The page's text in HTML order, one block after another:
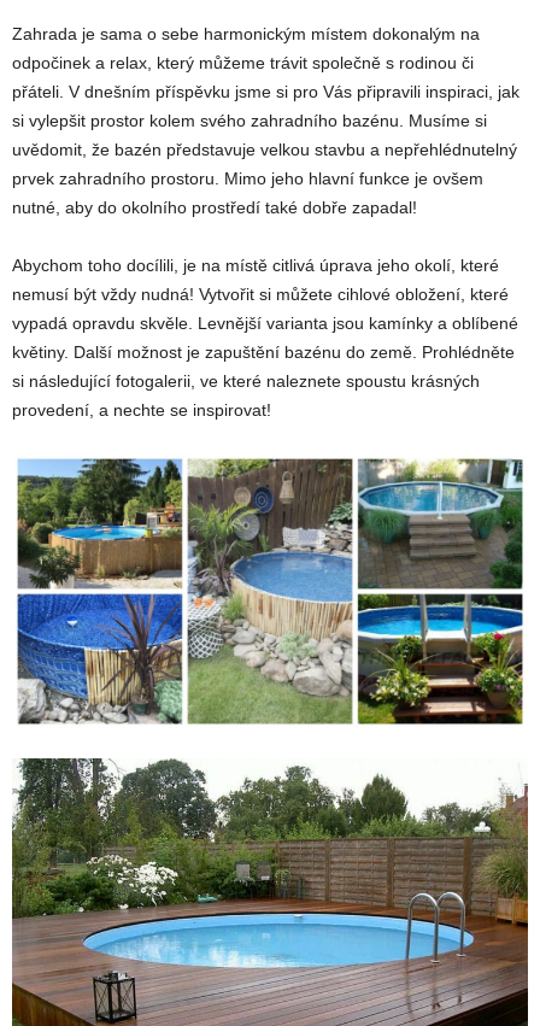
Zahrada je sama o sebe harmonickým místem dokonalým na
odpočinek a relax, který můžeme trávit společně s rodinou či
přáteli. V dnešním příspěvku jsme si pro Vás připravili inspiraci, jak
si vylepšit prostor kolem svého zahradního bazénu. Musíme si
uvědomit, že bazén představuje velkou stavbu a nepřehlédnutelný
prvek zahradního prostoru. Mimo jeho hlavní funkce je ovšem
nutné, aby do okolního prostředí také dobře zapadal!
Abychom toho docílili, je na místě citlivá úprava jeho okolí, které
nemusí být vždy nudná! Vytvořit si můžete cihlové obložení, které
vypadá opravdu skvěle. Levnější varianta jsou kamínky a oblíbené
květiny. Další možnost je zapuštění bazénu do země. Prohlédněte
si následující fotogalerii, ve které naleznete spoustu krásných
provedení, a nechte se inspirovat!